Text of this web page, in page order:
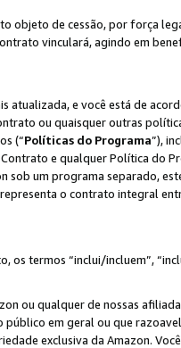
objeto de cessão, por força
vinculará, agindo em
atualizada, e você está de
ou quaisquer outras
(“Políticas do Programa”),
e qualquer Política do
sob um programa separado,
o contrato integral
os termos “inclui/incluem”,
ou qualquer de nossas
público em geral ou que
exclusiva da Amazon.